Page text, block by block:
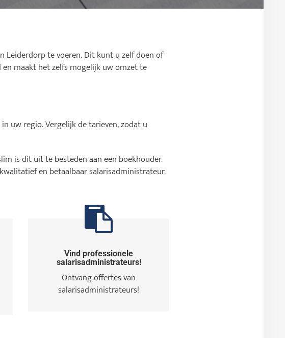
Leiderdorp te voeren. Dit kunt u zelf doen of
maakt het zelfs mogelijk uw omzet te
uw regio. Vergelijk de tarieven, zodat u
is dit uit te besteden aan een boekhouder.
en betaalbaar salarisadministrateur.
Vind professionele
salarisadministrateurs!
Ontvang offertes van
salarisadministrateurs!